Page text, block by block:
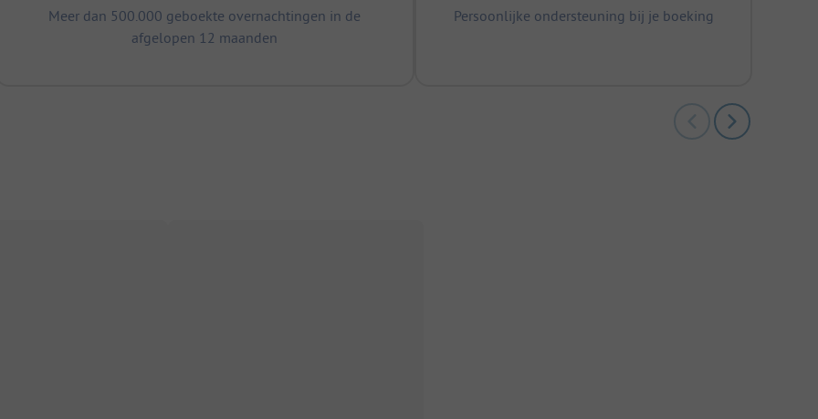
Meer dan 500.000 geboekte overnachtingen in de
afgelopen 12 maanden
Persoonlijke ondersteuning bij je boeking